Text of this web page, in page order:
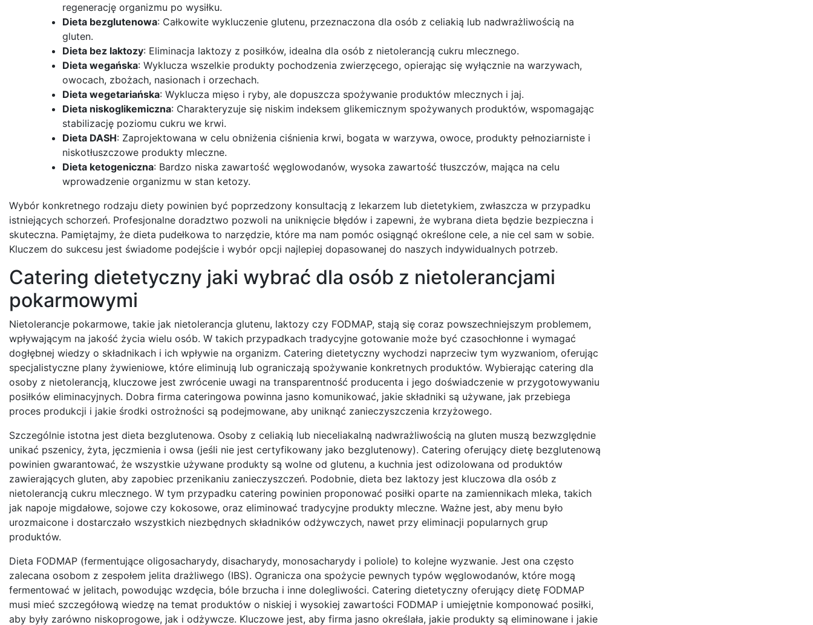
regenerację organizmu po wysiłku.
Dieta bezglutenowa: Całkowite wykluczenie glutenu, przeznaczona dla osób z celiakią lub nadwrażliwością na
gluten.
Dieta bez laktozy: Eliminacja laktozy z posiłków, idealna dla osób z nietolerancją cukru mlecznego.
Dieta wegańska: Wyklucza wszelkie produkty pochodzenia zwierzęcego, opierając się wyłącznie na warzywach,
owocach, zbożach, nasionach i orzechach.
Dieta wegetariańska: Wyklucza mięso i ryby, ale dopuszcza spożywanie produktów mlecznych i jaj.
Dieta niskoglikemiczna: Charakteryzuje się niskim indeksem glikemicznym spożywanych produktów, wspomagając
stabilizację poziomu cukru we krwi.
Dieta DASH: Zaprojektowana w celu obniżenia ciśnienia krwi, bogata w warzywa, owoce, produkty pełnoziarniste i
niskotłuszczowe produkty mleczne.
Dieta ketogeniczna: Bardzo niska zawartość węglowodanów, wysoka zawartość tłuszczów, mająca na celu
wprowadzenie organizmu w stan ketozy.
Wybór konkretnego rodzaju diety powinien być poprzedzony konsultacją z lekarzem lub dietetykiem, zwłaszcza w przypadku
istniejących schorzeń. Profesjonalne doradztwo pozwoli na uniknięcie błędów i zapewni, że wybrana dieta będzie bezpieczna i
skuteczna. Pamiętajmy, że dieta pudełkowa to narzędzie, które ma nam pomóc osiągnąć określone cele, a nie cel sam w sobie.
Kluczem do sukcesu jest świadome podejście i wybór opcji najlepiej dopasowanej do naszych indywidualnych potrzeb.
Catering dietetyczny jaki wybrać dla osób z nietolerancjami
pokarmowymi
Nietolerancje pokarmowe, takie jak nietolerancja glutenu, laktozy czy FODMAP, stają się coraz powszechniejszym problemem,
wpływającym na jakość życia wielu osób. W takich przypadkach tradycyjne gotowanie może być czasochłonne i wymagać
dogłębnej wiedzy o składnikach i ich wpływie na organizm. Catering dietetyczny wychodzi naprzeciw tym wyzwaniom, oferując
specjalistyczne plany żywieniowe, które eliminują lub ograniczają spożywanie konkretnych produktów. Wybierając catering dla
osoby z nietolerancją, kluczowe jest zwrócenie uwagi na transparentność producenta i jego doświadczenie w przygotowywaniu
posiłków eliminacyjnych. Dobra firma cateringowa powinna jasno komunikować, jakie składniki są używane, jak przebiega
proces produkcji i jakie środki ostrożności są podejmowane, aby uniknąć zanieczyszczenia krzyżowego.
Szczególnie istotna jest dieta bezglutenowa. Osoby z celiakią lub nieceliakalną nadwrażliwością na gluten muszą bezwzględnie
unikać pszenicy, żyta, jęczmienia i owsa (jeśli nie jest certyfikowany jako bezglutenowy). Catering oferujący dietę bezglutenową
powinien gwarantować, że wszystkie używane produkty są wolne od glutenu, a kuchnia jest odizolowana od produktów
zawierających gluten, aby zapobiec przenikaniu zanieczyszczeń. Podobnie, dieta bez laktozy jest kluczowa dla osób z
nietolerancją cukru mlecznego. W tym przypadku catering powinien proponować posiłki oparte na zamiennikach mleka, takich
jak napoje migdałowe, sojowe czy kokosowe, oraz eliminować tradycyjne produkty mleczne. Ważne jest, aby menu było
urozmaicone i dostarczało wszystkich niezbędnych składników odżywczych, nawet przy eliminacji popularnych grup
produktów.
Dieta FODMAP (fermentujące oligosacharydy, disacharydy, monosacharydy i poliole) to kolejne wyzwanie. Jest ona często
zalecana osobom z zespołem jelita drażliwego (IBS). Ogranicza ona spożycie pewnych typów węglowodanów, które mogą
fermentować w jelitach, powodując wzdęcia, bóle brzucha i inne dolegliwości. Catering dietetyczny oferujący dietę FODMAP
musi mieć szczegółową wiedzę na temat produktów o niskiej i wysokiej zawartości FODMAP i umiejętnie komponować posiłki,
aby były zarówno niskoprogowe, jak i odżywcze. Kluczowe jest, aby firma jasno określała, jakie produkty są eliminowane i jakie